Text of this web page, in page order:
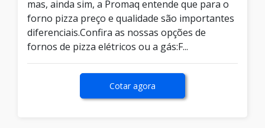
mas, ainda sim, a Promaq entende que para o
forno pizza preço e qualidade são importantes
diferenciais.Confira as nossas opções de
fornos de pizza elétricos ou a gás:F...
Cotar agora